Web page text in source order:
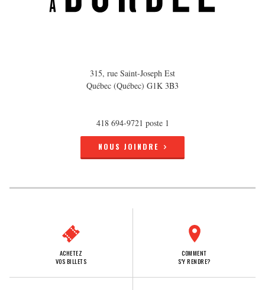
315, rue Saint-Joseph Est
Québec (Québec) G1K 3B3
418 694-9721 poste 1
NOUS JOINDRE
ACHETEZ
VOS BILLETS
COMMENT
S'Y RENDRE?